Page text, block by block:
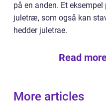
på en anden. Et
juletræ, som også kan
hedder juletrae.
Read
More articles